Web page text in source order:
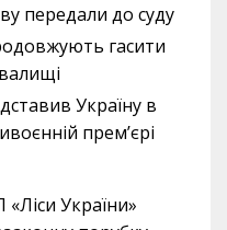
передали до суду
гасити
Україну в
прем’єрі
України»